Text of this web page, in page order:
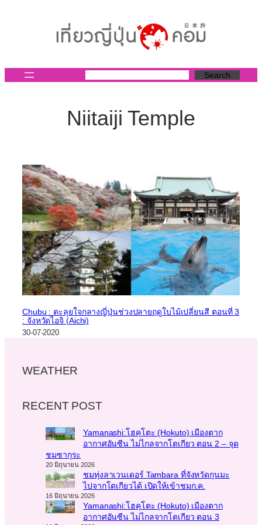
Search
Niitaiji Temple
Chubu : ตะลุยใจกลางญี่ปุ่นช่วงปลายฤดูใบไม้เปลี่ยนสี ตอนที่ 3
: จังหวัดไอจิ (Aichi)
30-07-2020
WEATHER
RECENT POST
Yamanashi:โฮคุโตะ (Hokuto) เมืองตาก
อากาศอันซีน ไม่ไกลจากโตเกียว ตอน 2 – จุด
ชมซากุระ
20 มิถุนายน 2026
ชมทุ่งลาเวนเดอร์ Tambara ที่จังหวัดกุนมะ
ไปจากโตเกียวได้ เปิดให้เข้าชมก.ค.
16 มิถุนายน 2026
Yamanashi:โฮคุโตะ (Hokuto) เมืองตาก
อากาศอันซีน ไม่ไกลจากโตเกียว ตอน 3